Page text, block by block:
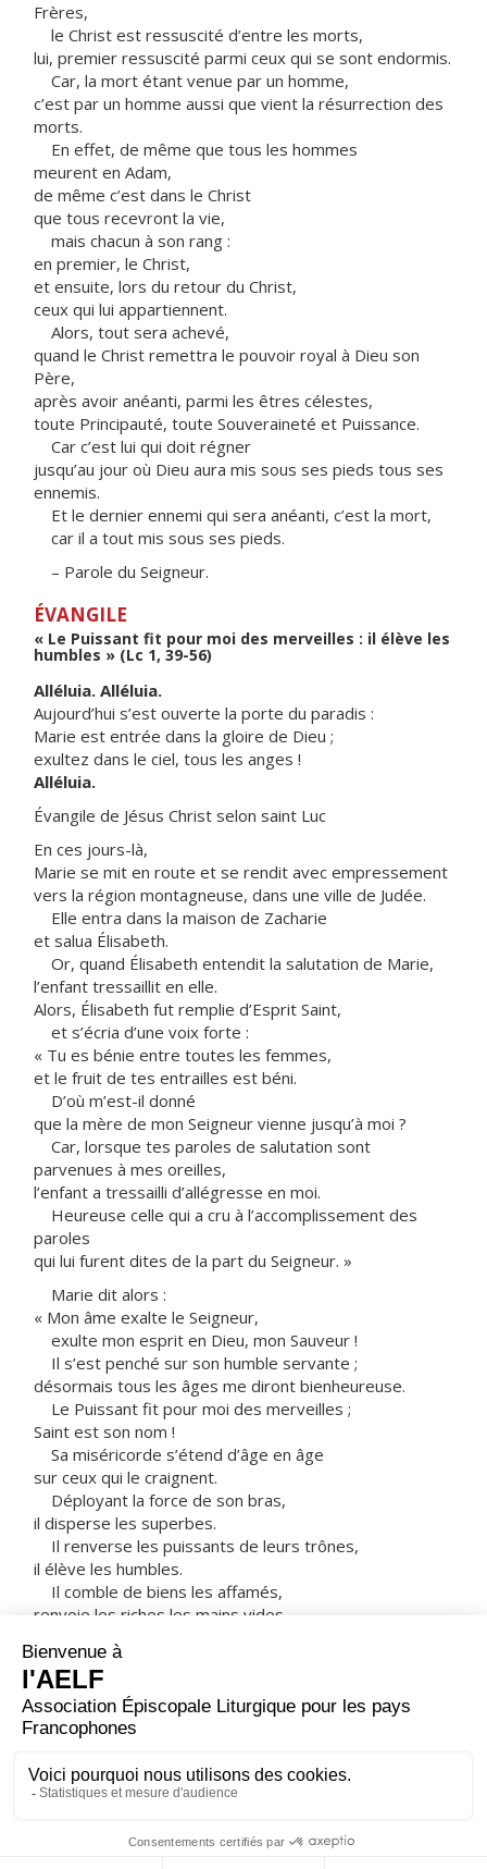
Frères,
le Christ est ressuscité d’entre les morts,
lui, premier ressuscité parmi ceux qui se sont endormis.
Car, la mort étant venue par un homme,
c’est par un homme aussi que vient la résurrection des
morts.
En effet, de même que tous les hommes
meurent en Adam,
de même c’est dans le Christ
que tous recevront la vie,
mais chacun à son rang :
en premier, le Christ,
et ensuite, lors du retour du Christ,
ceux qui lui appartiennent.
Alors, tout sera achevé,
quand le Christ remettra le pouvoir royal à Dieu son
Père,
après avoir anéanti, parmi les êtres célestes,
toute Principauté, toute Souveraineté et Puissance.
Car c’est lui qui doit régner
jusqu’au jour où Dieu aura mis sous ses pieds tous ses
ennemis.
Et le dernier ennemi qui sera anéanti, c’est la mort,
car il a tout mis sous ses pieds.
– Parole du Seigneur.
ÉVANGILE
« Le Puissant fit pour moi des merveilles : il élève les
humbles » (Lc 1, 39-56)
Alléluia. Alléluia.
Aujourd’hui s’est ouverte la porte du paradis :
Marie est entrée dans la gloire de Dieu ;
exultez dans le ciel, tous les anges !
Alléluia.
Évangile de Jésus Christ selon saint Luc
En ces jours-là,
Marie se mit en route et se rendit avec empressement
vers la région montagneuse, dans une ville de Judée.
Elle entra dans la maison de Zacharie
et salua Élisabeth.
Or, quand Élisabeth entendit la salutation de Marie,
l’enfant tressaillit en elle.
Alors, Élisabeth fut remplie d’Esprit Saint,
et s’écria d’une voix forte :
« Tu es bénie entre toutes les femmes,
et le fruit de tes entrailles est béni.
D’où m’est-il donné
que la mère de mon Seigneur vienne jusqu’à moi ?
Car, lorsque tes paroles de salutation sont
parvenues à mes oreilles,
l’enfant a tressailli d’allégresse en moi.
Heureuse celle qui a cru à l’accomplissement des
paroles
qui lui furent dites de la part du Seigneur. »
Marie dit alors :
« Mon âme exalte le Seigneur,
exulte mon esprit en Dieu, mon Sauveur !
Il s’est penché sur son humble servante ;
désormais tous les âges me diront bienheureuse.
Le Puissant fit pour moi des merveilles ;
Saint est son nom !
Sa miséricorde s’étend d’âge en âge
sur ceux qui le craignent.
Déployant la force de son bras,
il disperse les superbes.
Il renverse les puissants de leurs trônes,
il élève les humbles.
Il comble de biens les affamés,
renvoie les riches les mains vides.
il se souvient de son amour,
de la promesse faite à nos pères,
en faveur d’Abraham et sa descendance à jamais. »
Marie resta avec Élisabeth environ trois mois,
puis elle s’en retourna chez elle.
– Acclamons la Parole de Dieu.